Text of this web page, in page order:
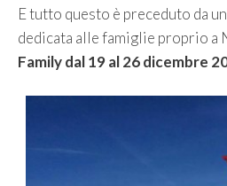
E tutto questo è preceduto da
dedicata alle famiglie proprio a
Family dal 19 al 26 dicembre